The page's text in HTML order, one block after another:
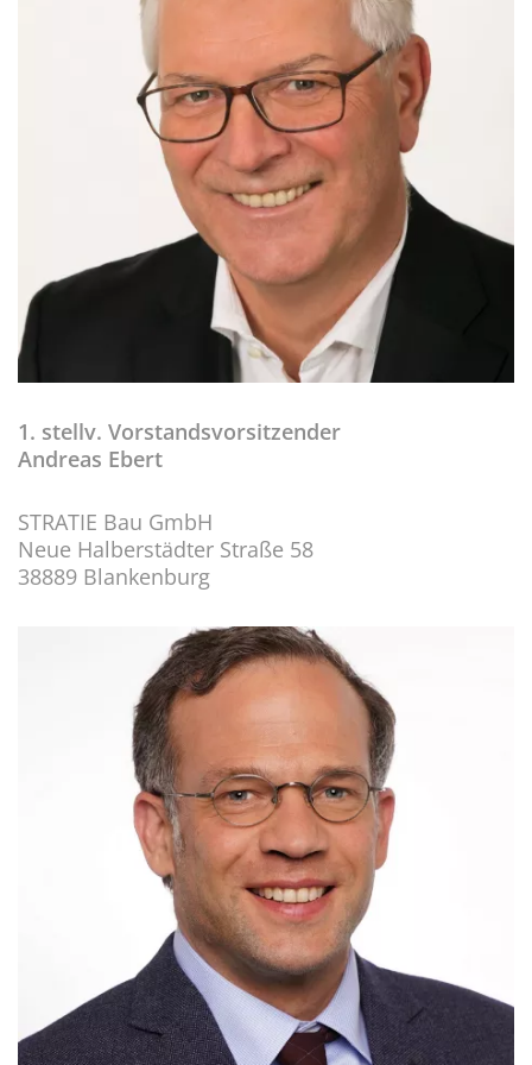
1. stellv. Vorstandsvorsitzender
Andreas Ebert
STRATIE Bau GmbH
Neue Halberstädter Straße 58
38889 Blankenburg